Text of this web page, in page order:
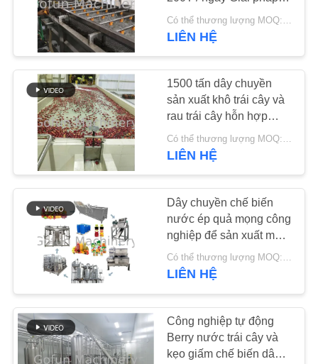
KIỂM
SOÁT
CHẤT
LƯỢNG
LIÊN
CHÚNG
TÔI
TỨC
CÁC
TRƯỜNG
Error , Not Found
47
Dây chuyền chế
biến táo
Dây chuyền chế
64
hoàn chỉnh
LIÊN HỆ
1500 tấn dây chuyền
sản xuất khô trái cây và
rau trái cây hỗn hợp
Công nghệ đập hai vít
Có thể thương lượng MOQ:1 set
LIÊN HỆ
Dây chuyền chế biến
nước ép quả mọng công
nghiệp để sản xuất mứt
20-1500T/Ngày
Có thể thương lượng MOQ:1 bộ
LIÊN HỆ
Công nghiệp tự động
Berry nước trái cây và
kẹo giấm chế biến dây